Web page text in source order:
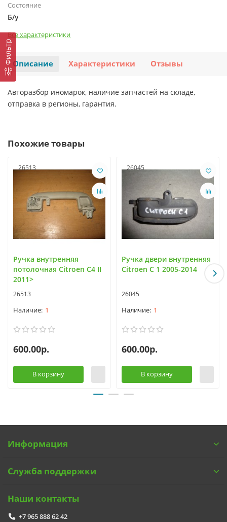
Фильтр
Состояние
Б/у
Все характеристики
Описание Характеристики Отзывы
Авторазбор иномарок, наличие запчастей на складе,
отправка в регионы, гарантия.
Похожие товары
26513
Ручка внутренняя
потолочная Citroen C4 II
2011>
26513
1
600.00р.
В корзину
26045
Ручка двери внутренняя
Citroen C 1 2005-2014
26045
1
600.00р.
В корзину
Информация
Служба поддержки
Наши контакты
+7 965 888 62 42